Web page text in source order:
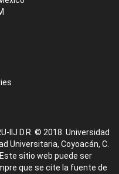
IIJ D.R. © 2018. Universidad
Universitaria, Coyoacán, C.
sitio web puede ser
que se cite la fuente de